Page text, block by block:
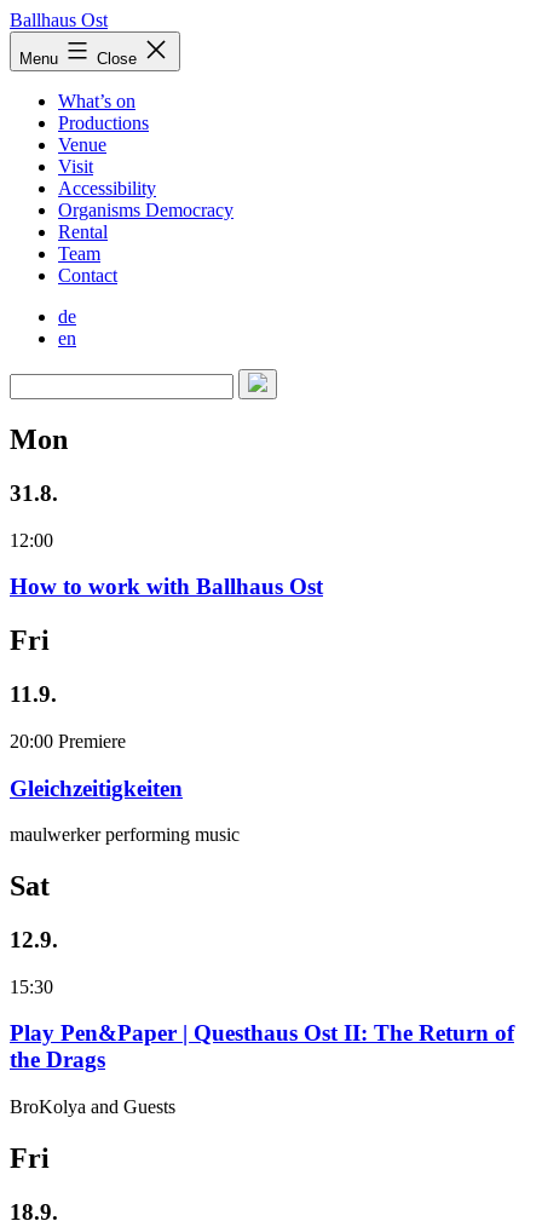
Skip
to
content
Ballhaus Ost
Ballhaus
Ost
Menu Close
What’s on
Productions
Venue
Visit
Accessibility
Organisms Democracy
Rental
Team
Contact
de
en
Mon
31.8.
12:00
How to work with Ballhaus Ost
Fri
11.9.
20:00 Premiere
Gleichzeitigkeiten
maulwerker performing music
Sat
12.9.
15:30
Play Pen&Paper | Questhaus Ost II: The Return of
the Drags
BroKolya and Guests
Fri
18.9.